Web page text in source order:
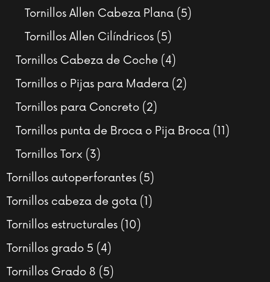
productos
Tornillos Allen Cabeza Plana 55
Tornillos Allen Cilíndricos 55
productos
Tornillos Cabeza de Coche 44
productos
Tornillos o Pijas para Madera 22
Tornillos para Concreto 22
productos
Tornillos punta de Broca o Pija Broca 11 11
Tornillos Torx 33
productos
Tornillos autoperforantes 55
productos
Tornillos cabeza de gota 1 1
Tornillos estructurales 1010
Tornillos grado 5 44
productos
Tornillos Grado 8 55